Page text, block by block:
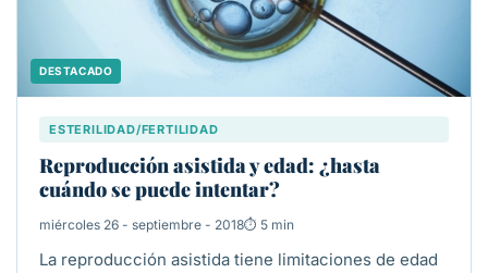
DESTACADO
ESTERILIDAD/FERTILIDAD
Reproducción asistida y edad: ¿hasta
cuándo se puede intentar?
miércoles 26 - septiembre - 2018 5 min
La reproducción asistida tiene limitaciones de edad